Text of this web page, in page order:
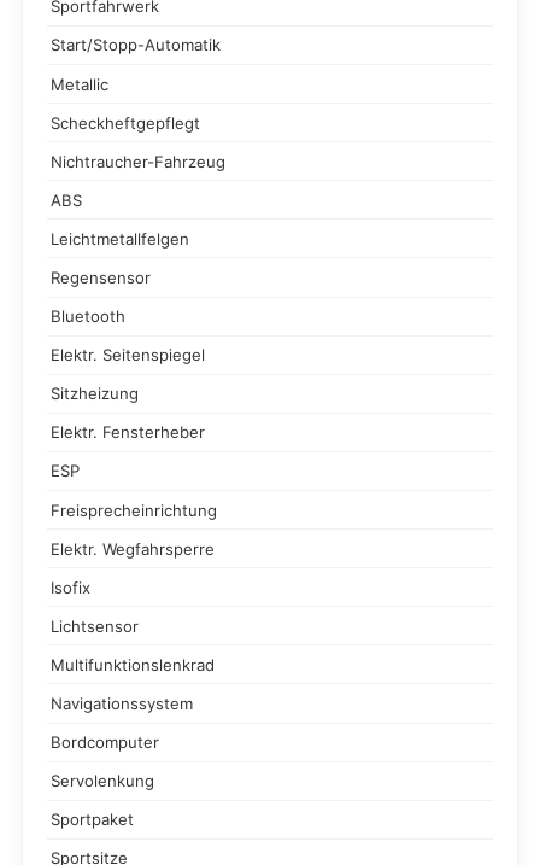
Sportfahrwerk
Start/Stopp-Automatik
Metallic
Scheckheftgepflegt
Nichtraucher-Fahrzeug
ABS
Leichtmetallfelgen
Regensensor
Bluetooth
Elektr. Seitenspiegel
Sitzheizung
Elektr. Fensterheber
ESP
Freisprecheinrichtung
Elektr. Wegfahrsperre
Isofix
Lichtsensor
Multifunktionslenkrad
Navigationssystem
Bordcomputer
Servolenkung
Sportpaket
Sportsitze